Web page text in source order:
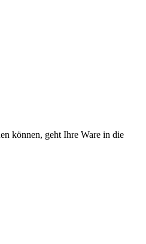
können, geht Ihre Ware in die